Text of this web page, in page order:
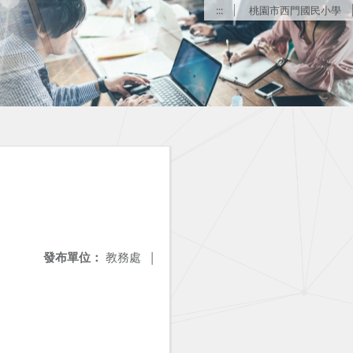
::: 桃園市西門國民小學
發布單位： 教務處 |